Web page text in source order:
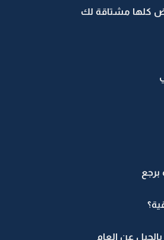
كلها مشتاقة لك
برجع
عن العام